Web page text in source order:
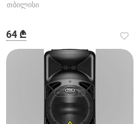
თბილისი
64 ₾